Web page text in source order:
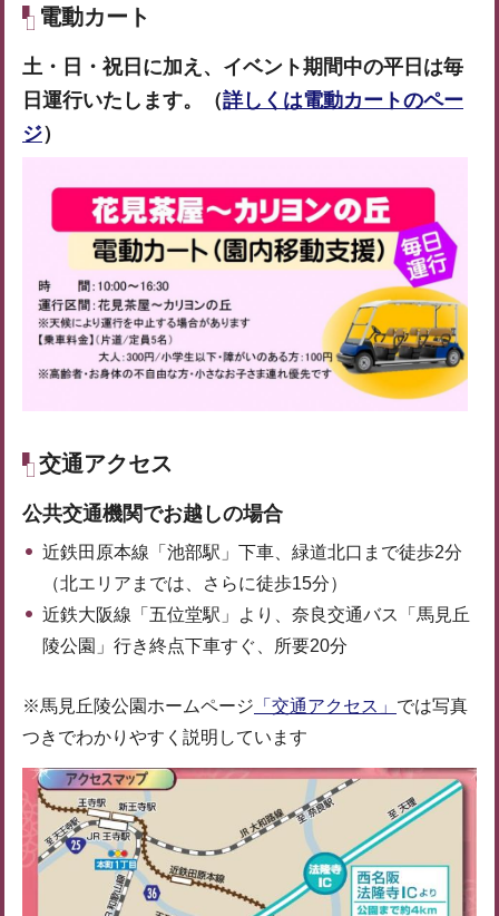
電動カート
土・日・祝日に加え、イベント期間中の平日は毎
日運行いたします。（詳しくは電動カートのペー
ジ）
交通アクセス
公共交通機関でお越しの場合
近鉄田原本線「池部駅」下車、緑道北口まで徒歩2分
（北エリアまでは、さらに徒歩15分）
近鉄大阪線「五位堂駅」より、奈良交通バス「馬見丘
陵公園」行き終点下車すぐ、所要20分
※馬見丘陵公園ホームページ 「交通アクセス」 では写真
つきでわかりやすく説明しています